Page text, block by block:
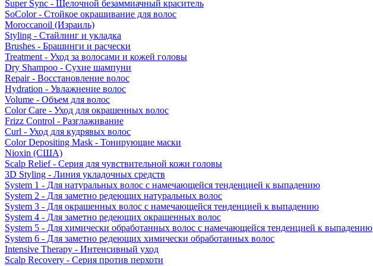
Super Sync - Щелочной безаммиачный краситель
SoColor - Стойкое окрашивание для волос
Moroccanoil (Израиль)
Styling - Стайлинг и укладка
Brushes - Брашинги и расчески
Treatment - Уход за волосами и кожей головы
Dry Shampoo - Сухие шампуни
Repair - Восстановление волос
Hydration - Увлажнение волос
Volume - Объем для волос
Color Care - Уход для окрашенных волос
Frizz Control - Разглаживание
Curl - Уход для кудрявых волос
Color Depositing Mask - Тонирующие маски
Nioxin (США)
Scalp Relief - Серия для чувствительной кожи головы
3D Styling - Линия укладочных средств
System 1 - Для натуральных волос с намечающейся тенденцией к выпадению
System 2 - Для заметно редеющих натуральных волос
System 3 - Для окрашенных волос с намечающейся тенденцией к выпадению
System 4 - Для заметно редеющих окрашенных волос
System 5 - Для химически обработанных волос с намечающейся тенденцией к выпадению
System 6 - Для заметно редеющих химически обработанных волос
Intensive Therapy - Интенсивный уход
Scalp Recovery - Серия против перхоти